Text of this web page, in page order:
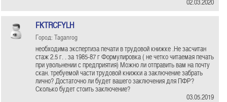
FKTRCFYLH
Город: Taganrog
необходима экспертиза печати в трудовой книжке .Не засчитан
стаж 2.5 г. . за 1985-87 г Формулировка ( не четко читаемая печать
при увольнении с предприятия) Можно ли отправить вам на почту
скан. требуемой части трудовой книжки а заключение забрать
лично? Достаточно ли будет вашего заключения для ПФР?
Сколько будет стоить заключение?
03.05.2019